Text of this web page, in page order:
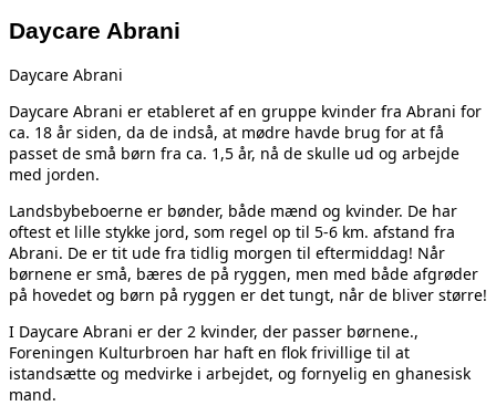
Daycare Abrani
Daycare Abrani
Daycare Abrani er etableret af en gruppe kvinder fra Abrani for
ca. 18 år siden, da de indså, at mødre havde brug for at få
passet de små børn fra ca. 1,5 år, nå de skulle ud og arbejde
med jorden.
Landsbybeboerne er bønder, både mænd og kvinder. De har
oftest et lille stykke jord, som regel op til 5-6 km. afstand fra
Abrani. De er tit ude fra tidlig morgen til eftermiddag! Når
børnene er små, bæres de på ryggen, men med både afgrøder
på hovedet og børn på ryggen er det tungt, når de bliver større!
I Daycare Abrani er der 2 kvinder, der passer børnene.,
Foreningen Kulturbroen har haft en flok frivillige til at
istandsætte og medvirke i arbejdet, og fornyelig en ghanesisk
mand.